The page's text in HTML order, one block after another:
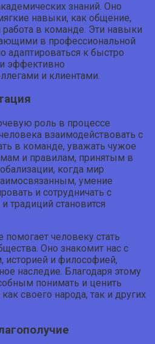
знаний. Оно
навыки, как общение,
в команде. Эти навыки
в профессиональной
адаптироваться к быстро
эффективно
и клиентами.
роль в процессе
взаимодействовать с
в команде, уважать чужое
и правилам, принятым в
когда мир
умение
и сотрудничать с
традиций становится
человеку стать
Оно знакомит нас с
историей и философией,
наследие. Благодаря этому
понимать и ценить
своего народа, так и других